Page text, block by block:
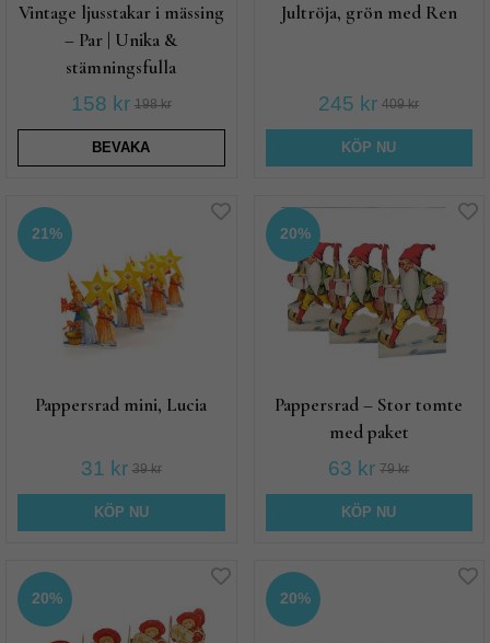
Vintage ljusstakar i mässing
– Par | Unika &
stämningsfulla
158 kr 198 kr
BEVAKA
Jultröja, grön med Ren
245 kr 409 kr
KÖP NU
21%
Pappersrad mini, Lucia
31 kr 39 kr
KÖP NU
20%
Pappersrad – Stor tomte
med paket
63 kr 79 kr
KÖP NU
20% 20%